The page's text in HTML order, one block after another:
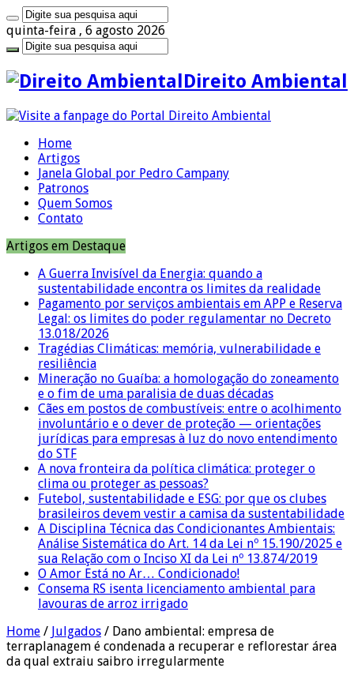
quinta-feira , 6 agosto 2026
Direito Ambiental
Home
Artigos
Janela Global por Pedro Campany
Patronos
Quem Somos
Contato
Artigos em Destaque
A Guerra Invisível da Energia: quando a
sustentabilidade encontra os limites da realidade
Pagamento por serviços ambientais em APP e Reserva
Legal: os limites do poder regulamentar no Decreto
13.018/2026
Tragédias Climáticas: memória, vulnerabilidade e
resiliência
Mineração no Guaíba: a homologação do zoneamento
e o fim de uma paralisia de duas décadas
Cães em postos de combustíveis: entre o acolhimento
involuntário e o dever de proteção — orientações
jurídicas para empresas à luz do novo entendimento
do STF
A nova fronteira da política climática: proteger o
clima ou proteger as pessoas?
Futebol, sustentabilidade e ESG: por que os clubes
brasileiros devem vestir a camisa da sustentabilidade
A Disciplina Técnica das Condicionantes Ambientais:
Análise Sistemática do Art. 14 da Lei nº 15.190/2025 e
sua Relação com o Inciso XI da Lei nº 13.874/2019
O Amor Está no Ar… Condicionado!
Consema RS isenta licenciamento ambiental para
lavouras de arroz irrigado
Home / Julgados / Dano ambiental: empresa de
terraplanagem é condenada a recuperar e reflorestar área
da qual extraiu saibro irregularmente